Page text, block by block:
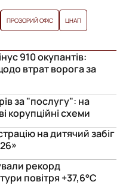
ПРОЗОРИЙ ОФІС ЦНАП
910 окупантів:
втрат ворога за
за "послугу": на
корупційні схеми
на дитячий забіг
рекорд
повітря +37,6°С